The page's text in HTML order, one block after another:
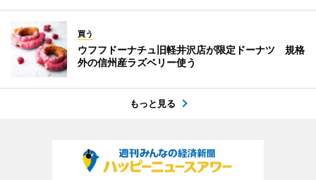
買う
ウフフドーナチュ旧軽井沢店が限定ドーナツ 規格
外の信州産ラズベリー使う
もっと見る